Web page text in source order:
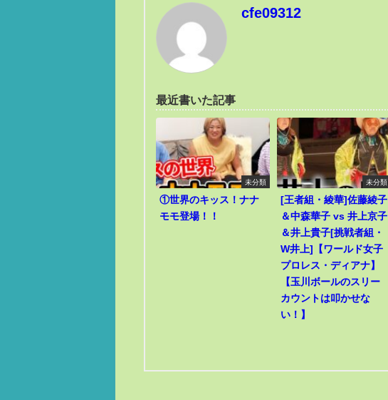
cfe09312
最近書いた記事
未分類
①世界のキッス！ナナ
モモ登場！！
未分類
[王者組・綾華]佐藤綾子
＆中森華子 vs 井上京子
＆井上貴子[挑戦者組・
W井上]【ワールド女子
プロレス・ディアナ】
【玉川ボールのスリー
カウントは叩かせな
い！】